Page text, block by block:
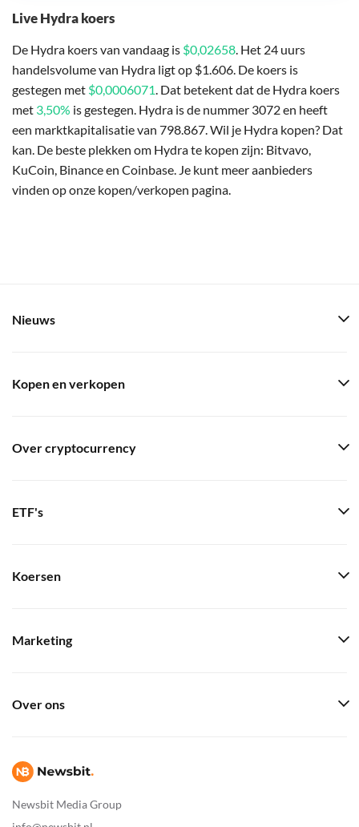
Live Hydra koers
De Hydra koers van vandaag is $0,02658. Het 24 uurs
handelsvolume van Hydra ligt op $1.606. De koers is
gestegen met $0,0006071. Dat betekent dat de Hydra koers
met 3,50% is gestegen. Hydra is de nummer 3072 en heeft
een marktkapitalisatie van 798.867. Wil je Hydra kopen? Dat
kan. De beste plekken om Hydra te kopen zijn: Bitvavo,
KuCoin, Binance en Coinbase. Je kunt meer aanbieders
vinden op onze kopen/verkopen pagina.
Newsbit Media Group
Nieuws
Kopen en verkopen
Over cryptocurrency
ETF's
Koersen
Marketing
Over ons